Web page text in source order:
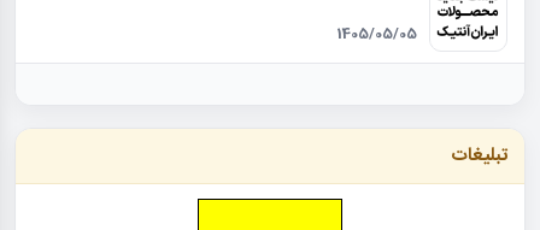
1405/05/05
تبلیغات